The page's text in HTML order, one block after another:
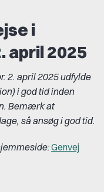
i
april 2025
2. april 2025 udfylde
i god tid inden
Bemærk at
så ansøg i god tid.
Genvej